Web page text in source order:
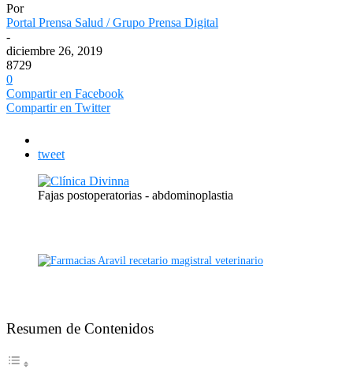
Por
Portal Prensa Salud / Grupo Prensa Digital
-
diciembre 26, 2019
8729
0
Compartir en Facebook
Compartir en Twitter
tweet
Fajas postoperatorias - abdominoplastia
Resumen de Contenidos